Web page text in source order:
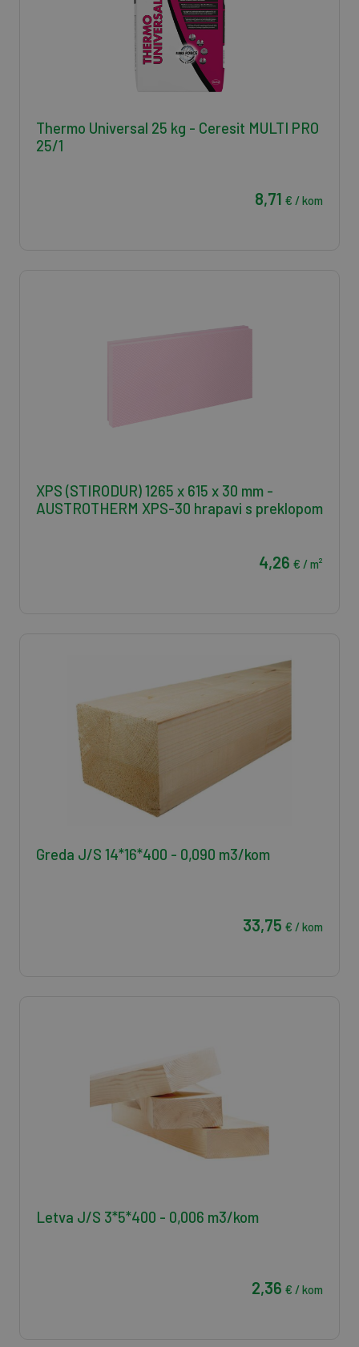
Thermo Universal 25 kg - Ceresit MULTI PRO
25/1
8,71 € / kom
XPS (STIRODUR) 1265 x 615 x 30 mm -
AUSTROTHERM XPS-30 hrapavi s preklopom
4,26 € / m²
Greda J/S 14*16*400 - 0,090 m3/kom
33,75 € / kom
Letva J/S 3*5*400 - 0,006 m3/kom
2,36 € / kom